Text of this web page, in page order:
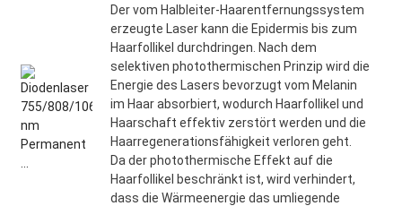
Der vom Halbleiter-Haarentfernungssystem
erzeugte Laser kann die Epidermis bis zum
Haarfollikel durchdringen. Nach dem
selektiven photothermischen Prinzip wird die
Energie des Lasers bevorzugt vom Melanin
im Haar absorbiert, wodurch Haarfollikel und
Haarschaft effektiv zerstört werden und die
Haarregenerationsfähigkeit verloren geht.
Da der photothermische Effekt auf die
Haarfollikel beschränkt ist, wird verhindert,
dass die Wärmeenergie das umliegende